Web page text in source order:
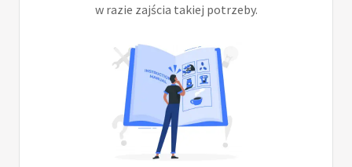
w razie zajścia takiej potrzeby.